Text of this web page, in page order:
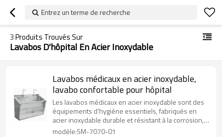
Entrez un terme de recherche
3Produits Trouvés Sur
Lavabos D'hôpital En Acier Inoxydable
Lavabos médicaux en acier inoxydable,
lavabo confortable pour hôpital
Les lavabos médicaux en acier inoxydable sont des
équipements d'hygiène essentiels, fabriqués en
acier inoxydable durable et résistant à la corrosion,
conçus spécifiquement pour les environnements de
modèle:SM-7070-01